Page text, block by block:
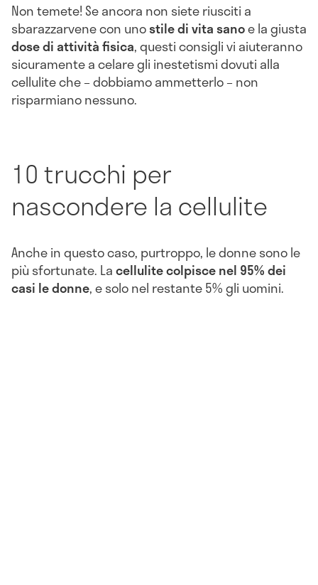
Non temete! Se ancora non siete riusciti a
sbarazzarvene con unostile di vita sanoe la giusta
dose di attività fisica, questi consigli vi aiuteranno
sicuramente a celare gli inestetismi dovuti alla
cellulite che – dobbiamo ammetterlo – non
risparmiano nessuno.
10 trucchi per
nascondere la cellulite
Anche in questo caso, purtroppo, le donne sono le
più sfortunate. Lacellulite colpisce nel 95% dei
casi le donne, e solo nel restante 5% gli uomini.